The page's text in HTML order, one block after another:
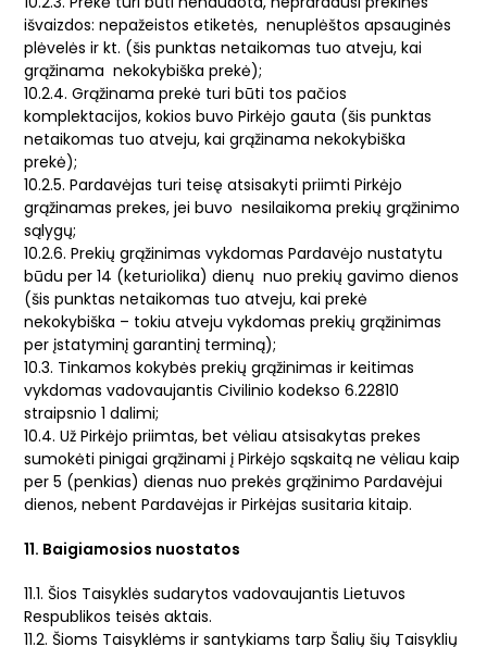
išvaizdos: nepažeistos etiketės, nenuplėštos apsauginės
plėvelės ir kt. (šis punktas netaikomas tuo atveju, kai
grąžinama nekokybiška prekė);
10.2.4. Grąžinama prekė turi būti tos pačios
komplektacijos, kokios buvo Pirkėjo gauta (šis punktas
netaikomas tuo atveju, kai grąžinama nekokybiška
prekė);
10.2.5. Pardavėjas turi teisę atsisakyti priimti Pirkėjo
grąžinamas prekes, jei buvo nesilaikoma prekių grąžinimo
sąlygų;
10.2.6. Prekių grąžinimas vykdomas Pardavėjo nustatytu
būdu per 14 (keturiolika) dienų nuo prekių gavimo dienos
(šis punktas netaikomas tuo atveju, kai prekė
nekokybiška – tokiu atveju vykdomas prekių grąžinimas
per įstatyminį garantinį terminą);
10.3. Tinkamos kokybės prekių grąžinimas ir keitimas
vykdomas vadovaujantis Civilinio kodekso 6.22810
straipsnio 1 dalimi;
10.4. Už Pirkėjo priimtas, bet vėliau atsisakytas prekes
sumokėti pinigai grąžinami į Pirkėjo sąskaitą ne vėliau kaip
per 5 (penkias) dienas nuo prekės grąžinimo Pardavėjui
dienos, nebent Pardavėjas ir Pirkėjas susitaria kitaip.
11. Baigiamosios nuostatos
11.1. Šios Taisyklės sudarytos vadovaujantis Lietuvos
Respublikos teisės aktais.
11.2. Šioms Taisyklėms ir santykiams tarp Šalių šių Taisyklių